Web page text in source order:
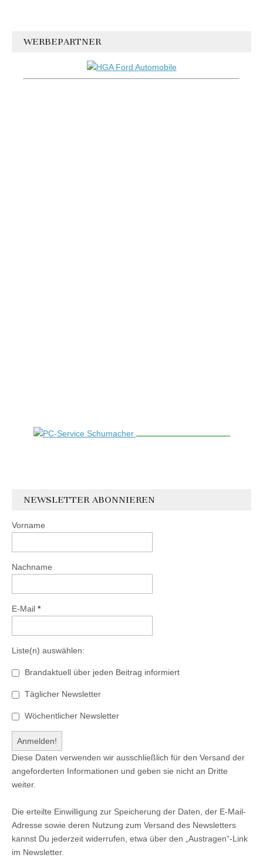
WERBEPARTNER
NEWSLETTER ABONNIEREN
Vorname
Nachname
E-Mail *
Liste(n) auswählen:
Brandaktuell über jeden Beitrag informiert
Täglicher Newsletter
Wöchentlicher Newsletter
Diese Daten verwenden wir ausschließlich für den Versand der
angeforderten Informationen und geben sie nicht an Dritte
weiter.
Die erteilte Einwilligung zur Speicherung der Daten, der E-Mail-
Adresse sowie deren Nutzung zum Versand des Newsletters
kannst Du jederzeit widerrufen, etwa über den „Austragen“-Link
im Newsletter.